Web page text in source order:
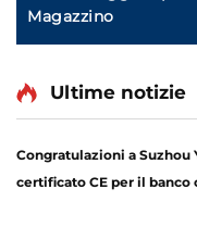
Magazzino
Ultime notizie
Congratulazioni a Suzhou
certificato CE per il banco